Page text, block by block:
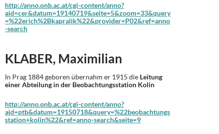
http://anno.onb.ac.at/cgi-content/anno?
aid=cer&datum=19140719&seite=5&zoom=33&query
=%22erich%2Bkapralik%22&provider=P02&ref=anno
-search
KLABER, Maximilian
In Prag 1884 geboren übernahm er 1915 die Leitung
einer Abteilung in der Beobachtungsstation Kolin
http://anno.onb.ac.at/cgi-content/anno?
aid=ptb&datum=19150718&query=%22beobachtungs
station+kolin%22&ref=anno-search&seite=9